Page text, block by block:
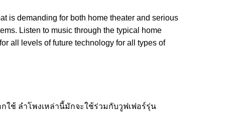
is demanding for both home theater and serious
Listen to music through the typical home
all levels of future technology for all types of
ใช้ ลำโพงเหล่านี้มักจะใช้ร่วมกับวูฟเฟอร์รุ่น